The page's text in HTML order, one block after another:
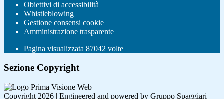
Obiettivi di accessibilità
Whistleblowing
Gestione consensi cookie
Amministrazione trasparente
Pagina visualizzata 87042 volte
Sezione Copyright
Copyright 2026 | Engineered and powered by Gruppo Spaggiari